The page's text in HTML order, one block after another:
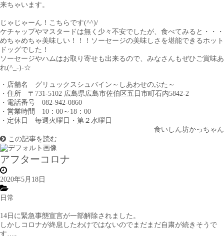
来ちゃいます。
じゃじゃーん！こちらです(^^)/
ケチャップやマスタードは無く少々不安でしたが、食べてみると・・・
めちゃめちゃ美味しい！！！ソーセージの美味しさを堪能できるホット
ドッグでした！
ソーセージやハムはお取り寄せも出来るので、みなさんもぜひご賞味あ
れ(^_-)-☆
・店舗名 グリュックスシュバイン～しあわせのぶた～
・住所 〒731-5102 広島県広島市佐伯区五日市町石内5842-2
・電話番号 082-942-0860
・営業時間 10：00～18：00
・定休日 毎週火曜日・第２水曜日
食いしん坊かっちゃん
この記事を読む
アフターコロナ
2020年5月18日
日常
14日に緊急事態宣言が一部解除されました。
しかしコロナが終息したわけではないのでまだまだ自粛が続きそうで
す…。